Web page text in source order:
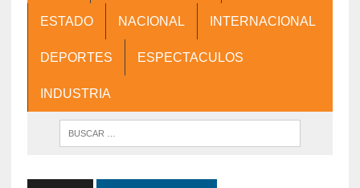
ESTADO NACIONAL INTERNACIONAL
DEPORTES ESPECTACULOS
INDUSTRIA